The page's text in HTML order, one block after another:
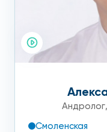
Андролог,
Смоленская